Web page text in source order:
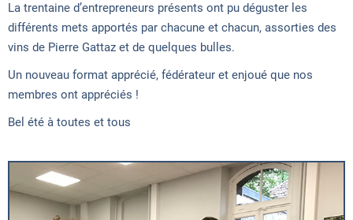
La trentaine d’entrepreneurs présents ont pu déguster les
différents mets apportés par chacune et chacun, assorties des
vins de Pierre Gattaz et de quelques bulles.
Un nouveau format apprécié, fédérateur et enjoué que nos
membres ont appréciés !
Bel été à toutes et tous